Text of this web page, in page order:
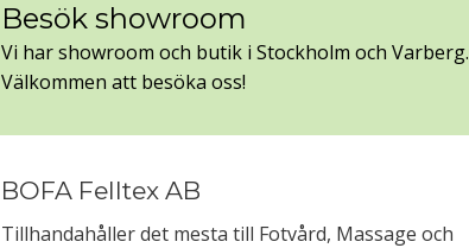
Besök showroom
Vi har showroom och butik i Stockholm och Varberg.
Välkommen att besöka oss!
BOFA Felltex AB
Tillhandahåller det mesta till Fotvård, Massage och